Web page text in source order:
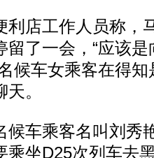
店工作人员称，
留了一会，“应该
候车女乘客在得
。
车乘客名叫刘秀
乘坐D25次列车去